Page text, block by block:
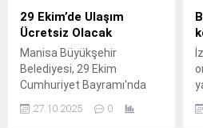
29 Ekim’de Ulaşım
Ücretsiz Olacak
Manisa Büyükşehir
Belediyesi, 29 Ekim
Cumhuriyet Bayramı'nda
ulaşım hizmeti verecek.
27.10.2025 0